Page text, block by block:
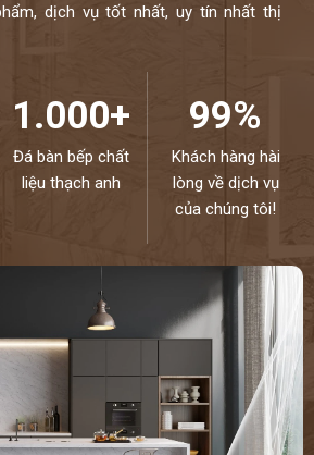
dịch vụ tốt nhất, uy tín nhất thị
1.000+
Đá bàn bếp chất
liệu thạch anh
99%
Khách hàng hài
lòng về dịch vụ
của chúng tôi!